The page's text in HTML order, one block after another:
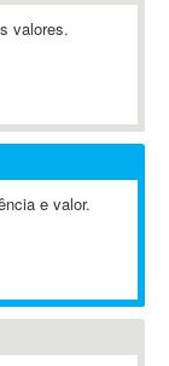
valores.
e valor.